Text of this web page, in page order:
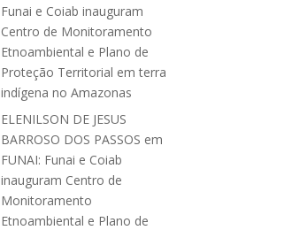
Funai e Coiab inauguram
Centro de Monitoramento
Etnoambiental e Plano de
Proteção Territorial em terra
indígena no Amazonas
ELENILSON DE JESUS
BARROSO DOS PASSOS em
FUNAI: Funai e Coiab
inauguram Centro de
Monitoramento
Etnoambiental e Plano de